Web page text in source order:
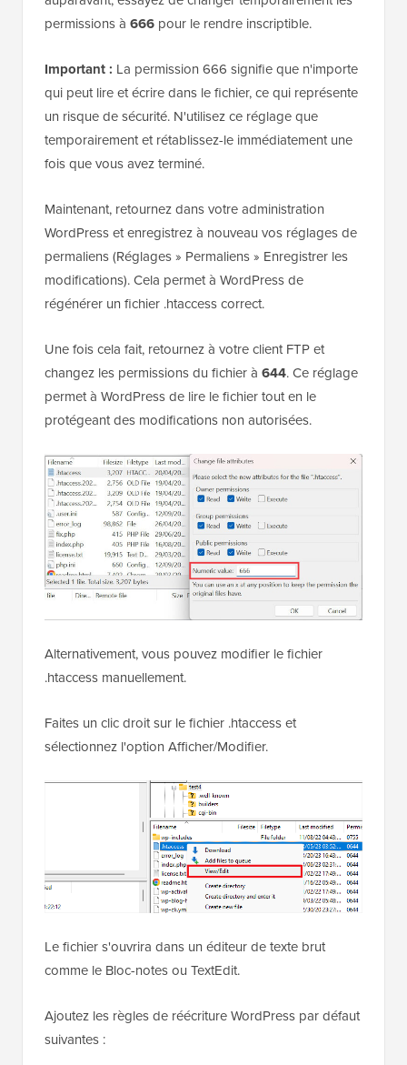
permissions à 666 pour le rendre inscriptible.
Important : La permission 666 signifie que n'importe
qui peut lire et écrire dans le fichier, ce qui représente
un risque de sécurité. N'utilisez ce réglage que
temporairement et rétablissez-le immédiatement une
fois que vous avez terminé.
Maintenant, retournez dans votre administration
WordPress et enregistrez à nouveau vos réglages de
permaliens (Réglages » Permaliens » Enregistrer les
modifications). Cela permet à WordPress de
régénérer un fichier .htaccess correct.
Une fois cela fait, retournez à votre client FTP et
changez les permissions du fichier à 644. Ce réglage
permet à WordPress de lire le fichier tout en le
protégeant des modifications non autorisées.
Alternativement, vous pouvez modifier le fichier
.htaccess manuellement.
Faites un clic droit sur le fichier .htaccess et
sélectionnez l'option Afficher/Modifier.
Le fichier s'ouvrira dans un éditeur de texte brut
comme le Bloc-notes ou TextEdit.
Ajoutez les règles de réécriture WordPress par défaut
suivantes :